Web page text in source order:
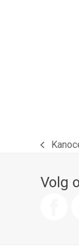
previous
Volg